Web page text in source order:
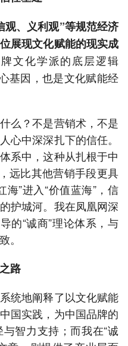
观、义利观”等规范经济
展现文化赋能的现实成
文化学派的底层逻辑
基因，也是文化赋能经
么？不是营销术，不是
心中深深扎下的信任。
系中，这种从扎根于中
远比其他营销手段更具
”进入“价值蓝海”，信
护城河。我在凤凰网深
的“诚商”理论体系，与
。
路
统地阐释了以文化赋能
国实践，为中国品牌的
智力支持；而我在“诚